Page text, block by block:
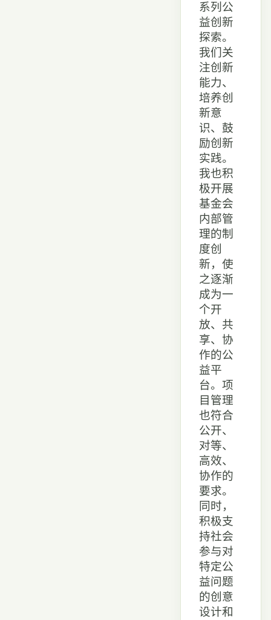
系列公
益创新
探索。
我们关
注创新
能力、
培养创
新意
识、鼓
励创新
实践。
我也积
极开展
基金会
内部管
理的制
度创
新，使
之逐渐
成为一
个开
放、共
享、协
作的公
益平
台。项
目管理
也符合
公开、
对等、
高效、
协作的
要求。
同时，
积极支
持社会
参与对
特定公
益问题
的创意
设计和